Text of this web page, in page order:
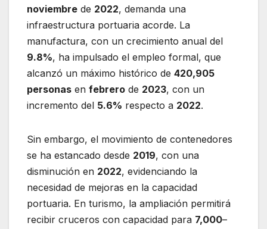
noviembre de 2022, demanda una
infraestructura portuaria acorde. La
manufactura, con un crecimiento anual del
9.8%, ha impulsado el empleo formal, que
alcanzó un máximo histórico de 420,905
personas en febrero de 2023, con un
incremento del 5.6% respecto a 2022.
Sin embargo, el movimiento de contenedores
se ha estancado desde 2019, con una
disminución en 2022, evidenciando la
necesidad de mejoras en la capacidad
portuaria. En turismo, la ampliación permitirá
recibir cruceros con capacidad para 7,000–